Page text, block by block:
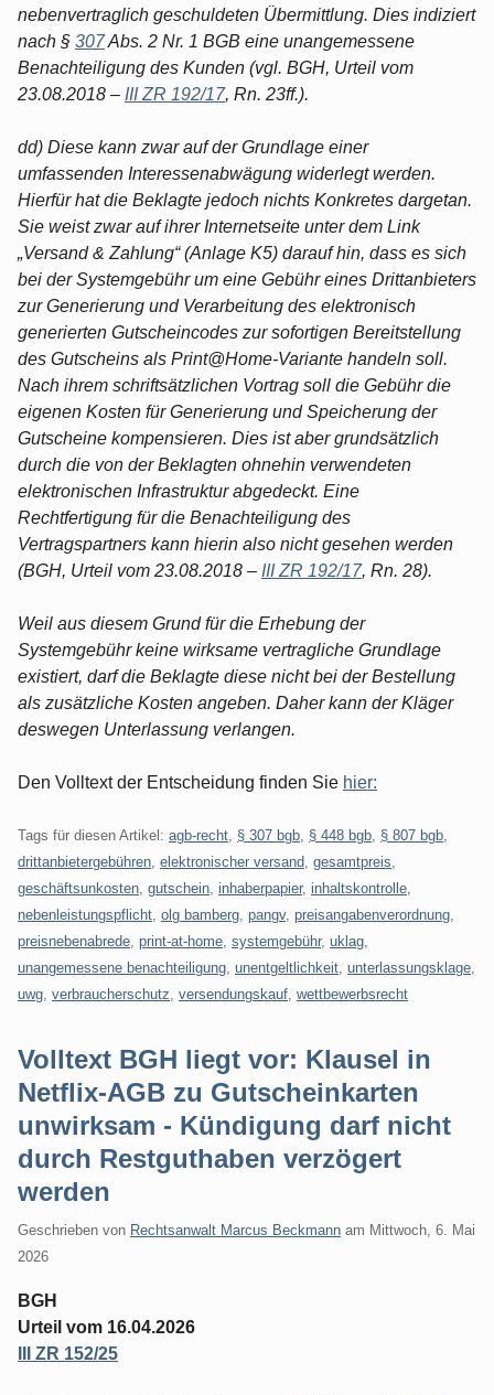
nebenvertraglich geschuldeten Übermittlung. Dies indiziert
nach § 307Abs. 2 Nr. 1 BGB eine unangemessene
Benachteiligung des Kunden (vgl. BGH, Urteil vom
23.08.2018 – III ZR 192/17, Rn. 23ff.).
dd) Diese kann zwar auf der Grundlage einer
umfassenden Interessenabwägung widerlegt werden.
Hierfür hat die Beklagte jedoch nichts Konkretes dargetan.
Sie weist zwar auf ihrer Internetseite unter dem Link
„Versand & Zahlung“ (Anlage K5) darauf hin, dass es sich
bei der Systemgebühr um eine Gebühr eines Drittanbieters
zur Generierung und Verarbeitung des elektronisch
generierten Gutscheincodes zur sofortigen Bereitstellung
des Gutscheins als Print@Home-Variante handeln soll.
Nach ihrem schriftsätzlichen Vortrag soll die Gebühr die
eigenen Kosten für Generierung und Speicherung der
Gutscheine kompensieren. Dies ist aber grundsätzlich
durch die von der Beklagten ohnehin verwendeten
elektronischen Infrastruktur abgedeckt. Eine
Rechtfertigung für die Benachteiligung des
Vertragspartners kann hierin also nicht gesehen werden
(BGH, Urteil vom 23.08.2018 – III ZR 192/17, Rn. 28).
Weil aus diesem Grund für die Erhebung der
Systemgebühr keine wirksame vertragliche Grundlage
existiert, darf die Beklagte diese nicht bei der Bestellung
als zusätzliche Kosten angeben. Daher kann der Kläger
deswegen Unterlassung verlangen.
Den Volltext der Entscheidung finden Sie hier:
Tags für diesen Artikel: agb-recht § 307 bgb § 448 bgb § 807 bgb
drittanbietergebühren elektronischer versand gesamtpreis
geschäftsunkosten gutschein inhaberpapier, inhaltskontrolle
nebenleistungspflicht olg bamberg pangv, preisangabenverordnung
preisnebenabrede print-at-home systemgebühr, uklag
unangemessene benachteiligung unentgeltlichkeit unterlassungsklage
uwg verbraucherschutz versendungskauf wettbewerbsrecht
Volltext BGH liegt vor: Klausel in
Netflix-AGB zu Gutscheinkarten
unwirksam - Kündigung darf nicht
durch Restguthaben verzögert
werden
Geschrieben von Rechtsanwalt Marcus Beckmann am Mittwoch, 6. Mai
2026
BGH
Urteil vom 16.04.2026
III ZR 152/25